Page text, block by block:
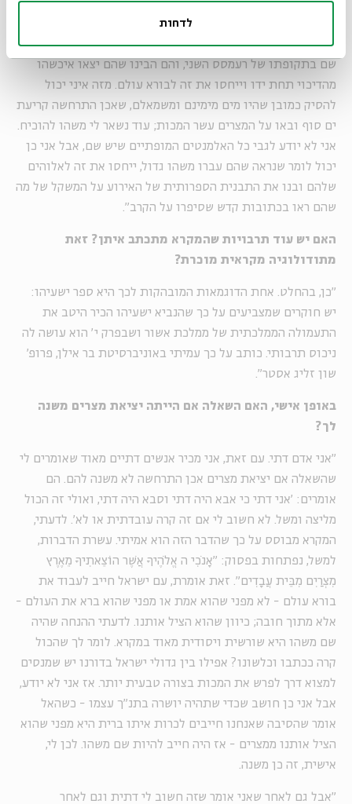
לדחות
מכירים מספר שמות הוא פרי עטו של מישהו שהיה שם, במצרים,
במאה ה-13 לפני הספירה, ושאם קידשו את הדבר הזה והוא נהיה
לאירוע המוזכר ביותר בכל התנ"ך, כנראה בני ישראל באמת היו
שם בתקופתו של רעמסס השני, והם הבינו שהם יצאו איכשהו
מהדיכוי תחת ידו וייחסו את זה לבורא עולם. מזה איני יכול
להסיק כמובן שהיו מים מימינם ומשמאלם, שאכן התרחשה קריעת
ים סוף ובאו על המצרים עשר המכות; עוד נשאר לי משהו להוכיח.
אני לא יודע לגבי כל האלמנטים המופתיים שיש שם, אבל אני כן
יכול לומר שנראה שהם עברו משהו גדול, ייחסו את זה לאלוהים
שלהם ובנו את התבנית הספרותית של האירוע על המשקל של מה
שהם ראו בכתובות קדש שסיפרו על הקרב".
האם יש עוד תרבויות שהמקרא מתכתב איתן? זאת
מתודולוגיה מקראית מוכרת?
"כן, בהחלט. אחת הדוגמאות המובהקות לכך היא ספר ישעיהו:
יש חוקרים שמצביעים על כך שהנביא ישעיהו הכיר היטב את
התעמולה הממלכתית של ממלכת אשור ושבפרק י׳ הוא עושה לה
ניכוס תרבותי. כותב על כך עמיתי באוניברסיטת בר אילן, פרופ'
שון זליג אסטר".
באופן אישי, האם השאלה אם הייתה יציאת מצרים משנה
לך?
"אני אדם דתי. עם זאת, אני מכיר אנשים דתיים מאוד שאומרים לי
שהשאלה אם יציאת מצרים אכן התרחשה לא משנה להם. הם
אומרים: 'אני דתי כי אבא היה דתי וסבא היה דתי, ואולי זה הכול
מליצה ומשל. לא חשוב לי אם זה קרה עובדתית או לא'. לדעתי,
המקרא מבוסס על כך שהדבר הזה הוא אמיתי. עשרת הדברות,
למשל, נפתחות בפסוק: "אָנֹכִי ה אֱלֹהֶיךָ אֲשֶׁר הוֹצֵאתִיךָ מֵאֶרֶץ
מִצְרַיִם מִבֵּית עֲבָדִים". זאת אומרת, עם ישראל חייב לעבוד את
בורא עולם - לא מפני שהוא אמת או מפני שהוא ברא את העולם -
אלא מתוך חובה; כיוון שהוא הציל אותנו. לדעתי ההנחה שהיה
שם משהו היא שורשית ויסודית מאוד במקרא. לומר לך שהכול
קרה ככתבו וכלשונו? אפילו בין גדולי ישראל בדורנו יש שמנסים
למצוא דרך לפרש את המכות בצורה טבעית יותר. אז אני לא יודע,
אבל אני כן חושב שכדי שתהיה יושרה בתנ"ך עצמו - כשהאל
אומר שהסיבה שאנחנו חייבים לכרות איתו ברית היא מפני שהוא
הציל אותנו ממצרים - אז היה חייב להיות שם משהו. לכן לי,
אישית, זה כן משנה.
"אבל גם לאחר שאני אומר שזה חשוב לי דתית וגם לאחר